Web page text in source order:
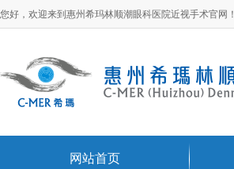
您好，欢迎来到惠州希玛林顺潮眼科医院近视手术官网！
网站首页